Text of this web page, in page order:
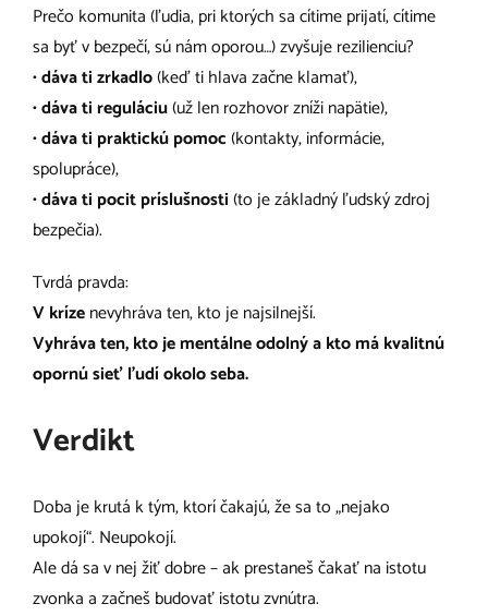
Prečo komunita (ľudia, pri ktorých sa cítime prijatí, cítime
sa byť v bezpečí, sú nám oporou…) zvyšuje rezilienciu?
•dáva ti zrkadlo(keď ti hlava začne klamať),
•dáva ti reguláciu(už len rozhovor zníži napätie),
•dáva ti praktickú pomoc(kontakty, informácie,
spolupráce),
•dáva ti pocit príslušnosti(to je základný ľudský zdroj
bezpečia).
Tvrdá pravda:
V krízenevyhráva ten, kto je najsilnejší.
Vyhráva ten, kto je mentálne odolný a kto má kvalitnú
opornú sieť ľudí okolo seba.
Verdikt
Doba je krutá k tým, ktorí čakajú, že sa to „nejako
upokojí“. Neupokojí.
Ale dá sa v nej žiť dobre – ak prestaneš čakať na istotu
zvonka a začneš budovať istotu zvnútra.